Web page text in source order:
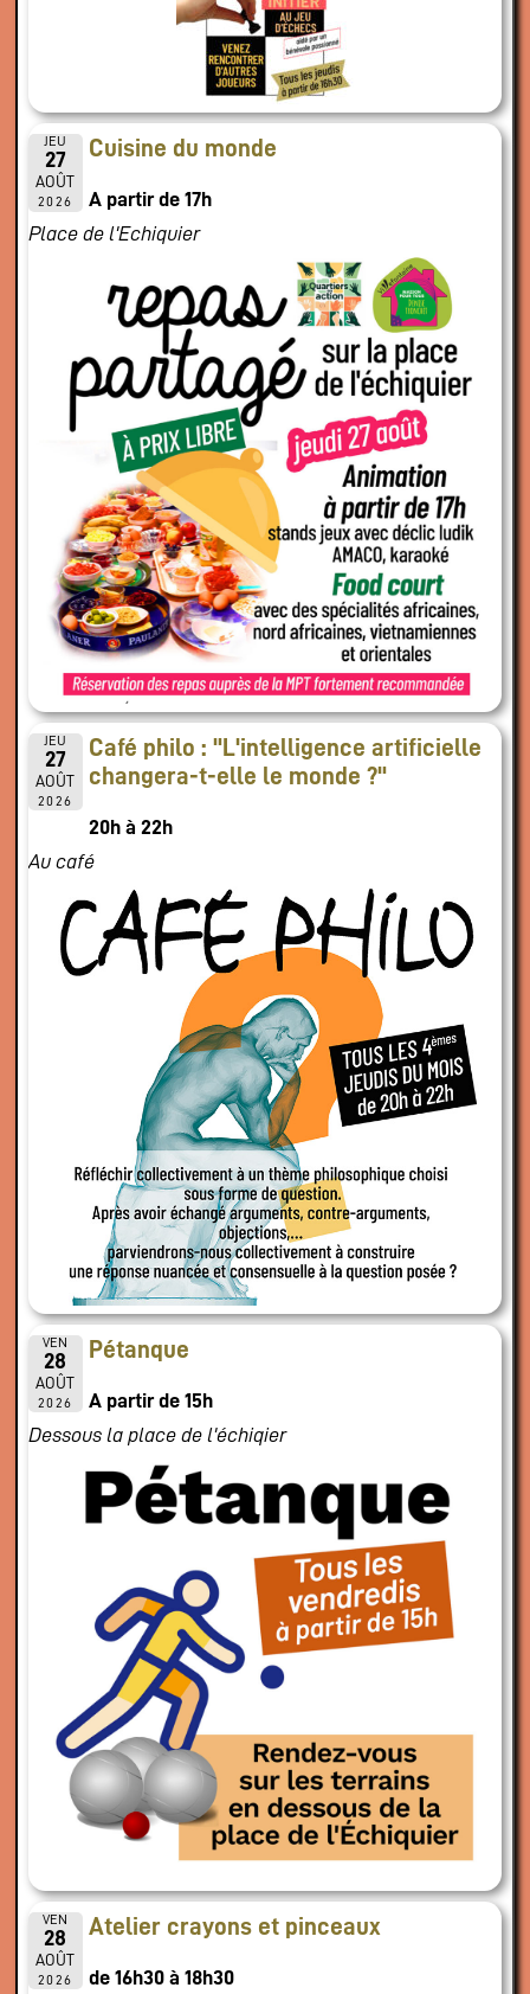
JEU
27
AOÛT
2026
Cuisine du monde
A partir de 17h
Place de l'Echiquier
JEU
27
AOÛT
2026
Café philo : "L'intelligence artificielle
changera-t-elle le monde ?"
20h à 22h
Au café
VEN
28
AOÛT
2026
Pétanque
A partir de 15h
Dessous la place de l'échiqier
VEN
28
AOÛT
2026
Atelier crayons et pinceaux
de 16h30 à 18h30